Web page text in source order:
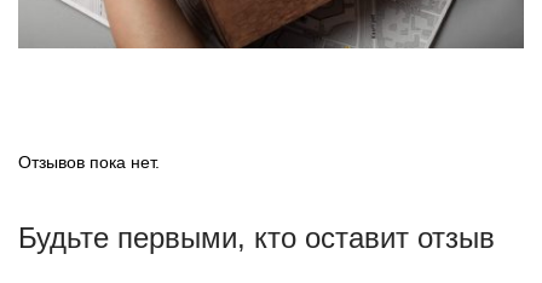
Отзывов пока нет.
Будьте первыми, кто оставит отзыв